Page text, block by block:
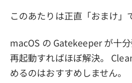
このあたりは正直「おまけ」
macOS の Gatekeeper が十
再起動すればほぼ解決。
めるのはおすすめしません。